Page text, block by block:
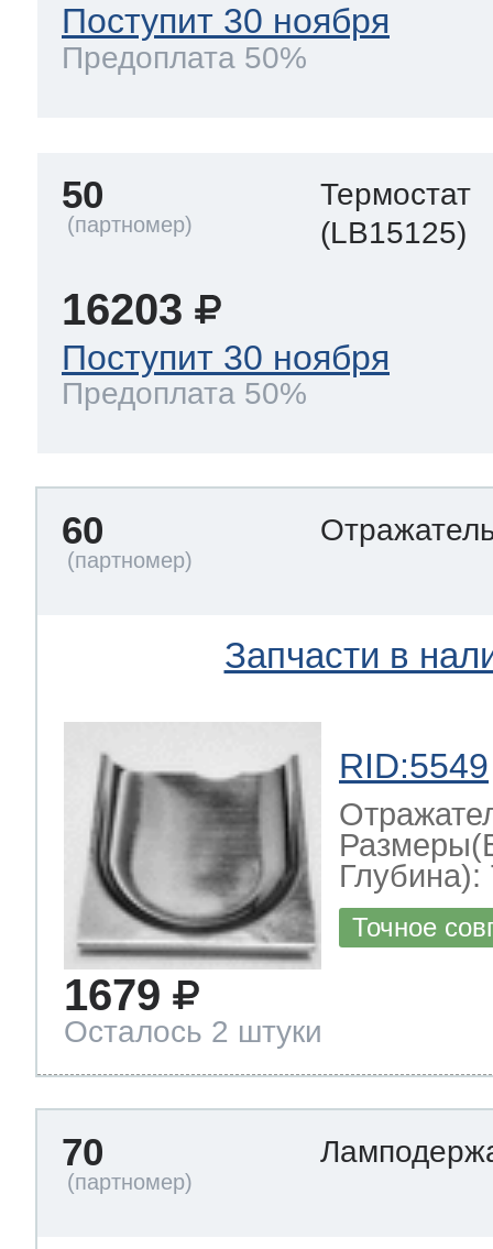
Поступит 30 ноября
Предоплата 50%
50
Термостат
(LB15125)
16203
Поступит 30 ноября
Предоплата 50%
60
Запчасти в
RID:5549
Глубина):
Точное
1679
Осталось 2 штуки
70